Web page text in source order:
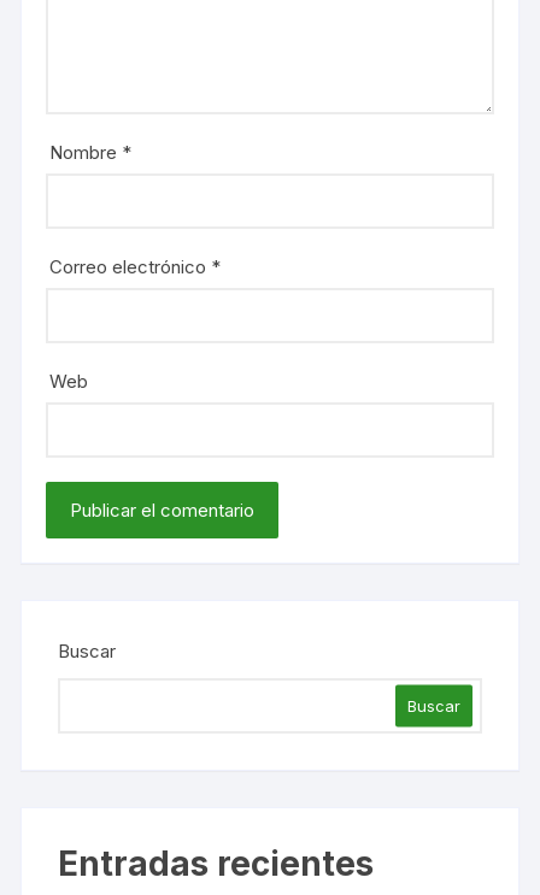
Nombre *
Correo electrónico *
Web
Buscar
Buscar
Entradas recientes